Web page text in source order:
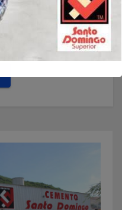
y web en este
que comente.